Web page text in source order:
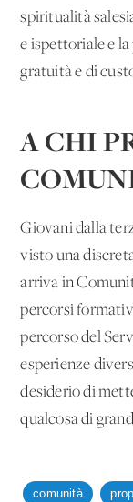
spiritualità
e ispettoriale e
gratuità e di
A CHI
Giovani dalla
visto una
arriva in
percorsi
percorso del
esperienze
desiderio di
qualcosa di
comunità